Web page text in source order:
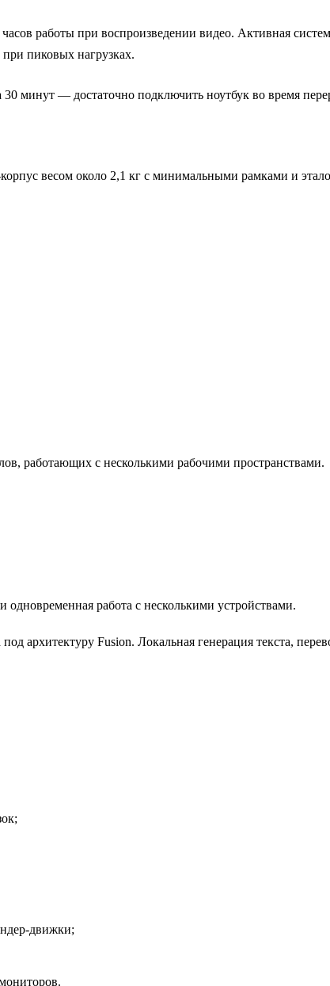
работы при воспроизведении видео. Активная
пиковых нагрузках.
30 минут — достаточно подключить ноутбук во время
весом около 2,1 кг с минимальными рамками и
работающих с несколькими рабочими пространствами.
работа с несколькими устройствами.
архитектуру Fusion. Локальная генерация текста,